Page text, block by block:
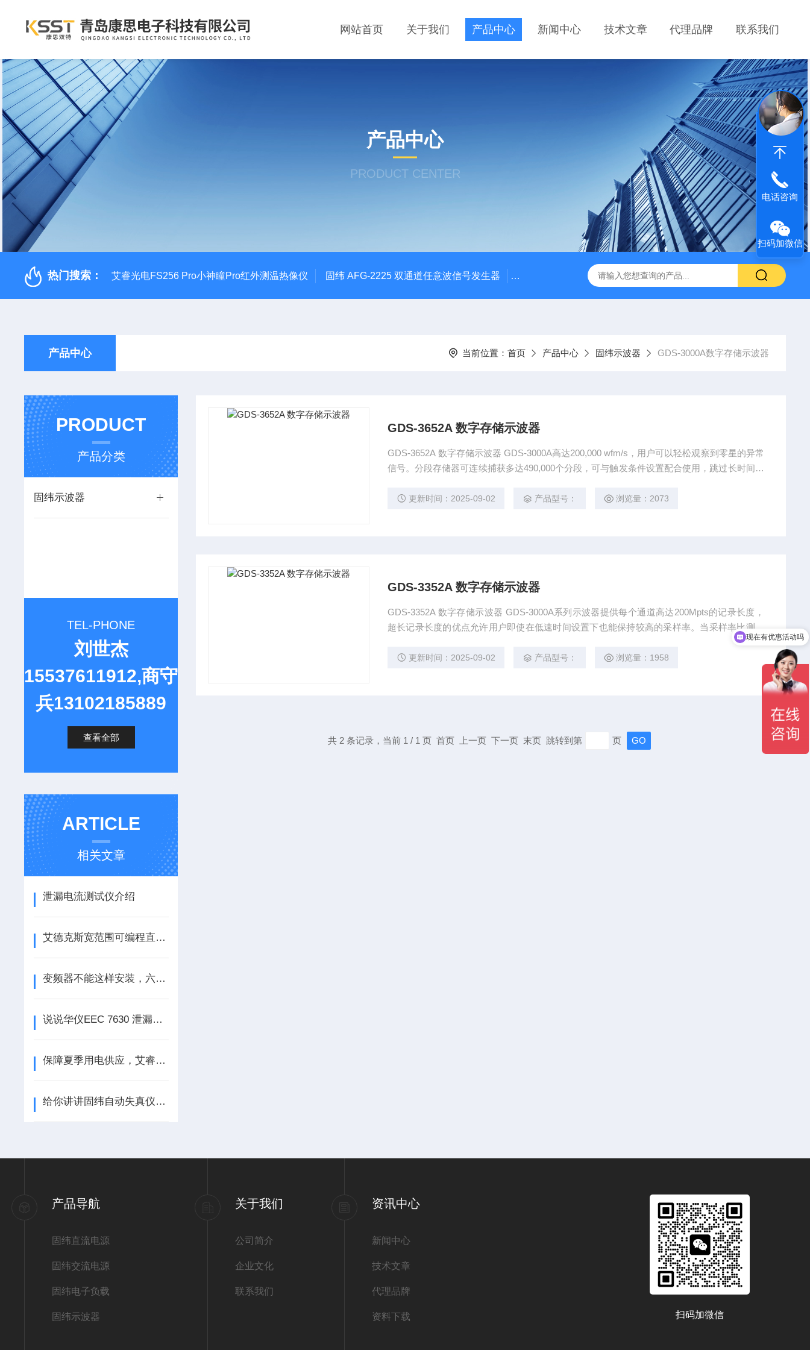
网站首页 关于我们 产品中心 新闻中心 技术文章 代理品牌 联系我们
产品中心
PRODUCT CENTER
热门搜索： 艾睿光电FS256 Pro小神瞳Pro红外测温热像仪 固纬 AFG-2225 双通道任意波信号发生器 APS-7050E 交流电源 固纬 GSP-730 频谱分析仪 艾睿光电
产品中心 当前位置： 首页 产品中心 固纬示波器 GDS-3000A数字存储示波器
PRODUCT
产品分类
固纬示波器
TEL-PHONE
刘世杰
15537611912,商守
兵13102185889
查看全部
ARTICLE
相关文章
泄漏电流测试仪介绍
艾德克斯宽范围可编程直流电源的特点
变频器不能这样安装，六大误区有以下几点
说说华仪EEC 7630 泄漏电流测试仪的安全操作方法
保障夏季用电供应，艾睿红外热像仪助力电力巡检维护
给你讲讲固纬自动失真仪的操作指南
GDS-3652A 数字存储示波器
GDS-3652A 数字存储示波器 GDS-3000A高达200,000 wfm/s，用户可以轻松观察到零星的异常
信号。分段存储器可连续捕获多达490,000个分段，可与触发条件设置配合使用，跳过长时间未
能，允许用户快速确定大量信号是否超出目标范围，并可以快速搜索错误波形的时间和实际信
更新时间：2025-09-02 产品型号： 浏览量：2073
GDS-3352A 数字存储示波器
GDS-3352A 数字存储示波器 GDS-3000A系列示波器提供每个通道高达200Mpts的记录长度，
超长记录长度的优点允许用户即使在低速时间设置下也能保持较高的采样率。当采样率比测试
频率高两倍时，它可以确保捕获的信号没有失真，这有利于在低速下长时间观察信号的变化，
这对信号的深入分析非常有帮助。
更新时间：2025-09-02 产品型号： 浏览量：1958
共 2 条记录，当前 1 / 1 页 首页 上一页 下一页 末页 跳转到第 页
产品导航
固纬直流电源
固纬交流电源
固纬电子负载
固纬示波器
关于我们
公司简介
企业文化
联系我们
资讯中心
新闻中心
技术文章
代理品牌
资料下载 扫码加微信
电话咨询
扫码加微信
现在有优惠活动吗